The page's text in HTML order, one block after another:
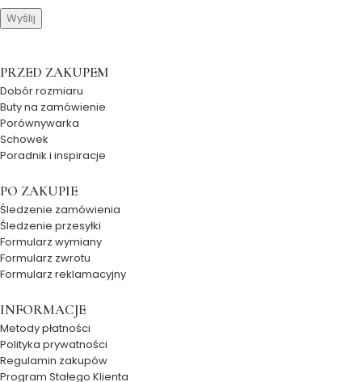
PRZED ZAKUPEM
Dobór rozmiaru
Buty na zamówienie
Porównywarka
Schowek
Poradnik i inspiracje
PO ZAKUPIE
Śledzenie zamówienia
Śledzenie przesyłki
Formularz wymiany
Formularz zwrotu
Formularz reklamacyjny
INFORMACJE
Metody płatności
Polityka prywatności
Regulamin zakupów
Program Stałego Klienta